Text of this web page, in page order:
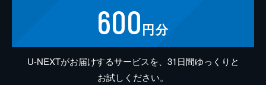
600円分
U-NEXTがお届けするサービスを、31日間ゆっくりと
お試しください。